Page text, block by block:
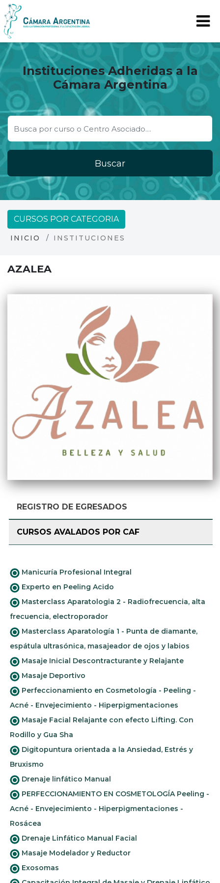
Instituciones Adheridas a la
Cámara Argentina
Buscar
CURSOS POR CATEGORIA
INICIO INSTITUCIONES
AZALEA
REGISTRO DE EGRESADOS
CURSOS AVALADOS POR CAF
Manicuría Profesional Integral
Experto en Peeling Acido
Masterclass Aparatologia 2 - Radiofrecuencia, alta
frecuencia, electroporador
Masterclass Aparatología 1 - Punta de diamante,
espátula ultrasónica, masajeador de ojos y labios
Masaje Inicial Descontracturante y Relajante
Masaje Deportivo
Perfeccionamiento en Cosmetología - Peeling -
Acné - Envejecimiento - Hiperpigmentaciones
Masaje Facial Relajante con efecto Lifting. Con
Rodillo y Gua Sha
Digitopuntura orientada a la Ansiedad, Estrés y
Bruxismo
Drenaje linfático Manual
PERFECCIONAMIENTO EN COSMETOLOGÍA Peeling -
Acné - Envejecimiento - Hiperpigmentaciones -
Rosácea
Drenaje Linfático Manual Facial
Masaje Modelador y Reductor
Exosomas